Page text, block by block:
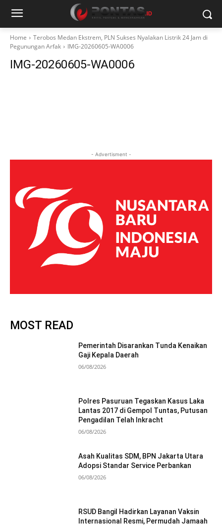
Home
Terobos Medan Ekstrem, PLN Sukses Nyalakan Listrik 24 Jam di
Pegunungan Arfak
IMG-20260605-WA0006
IMG-20260605-WA0006
- Advertisment -
MOST READ
Pemerintah Disarankan Tunda Kenaikan
Gaji Kepala Daerah
06/08/2026
Polres Pasuruan Tegaskan Kasus Laka
Lantas 2017 di Gempol Tuntas, Putusan
Pengadilan Telah Inkracht
06/08/2026
Asah Kualitas SDM, BPN Jakarta Utara
Adopsi Standar Service Perbankan
06/08/2026
RSUD Bangil Hadirkan Layanan Vaksin
Internasional Resmi, Permudah Jamaah